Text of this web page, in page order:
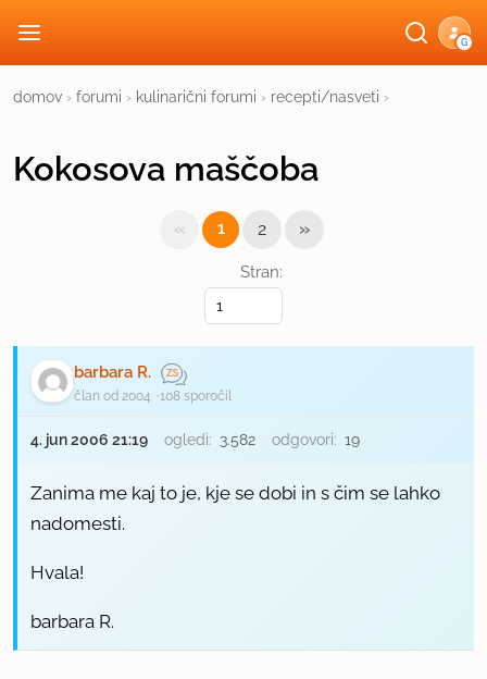
G
domov › forumi › kulinarični forumi › recepti/nasveti ›
Kokosova maščoba
Stran:
« 1 2 »
barbara R.
član od 2004 108 sporočil
4. jun 2006 21:19 ogledi: 3.582 odgovori: 19
Zanima me kaj to je, kje se dobi in s čim se lahko
nadomesti.
Hvala!
barbara R.